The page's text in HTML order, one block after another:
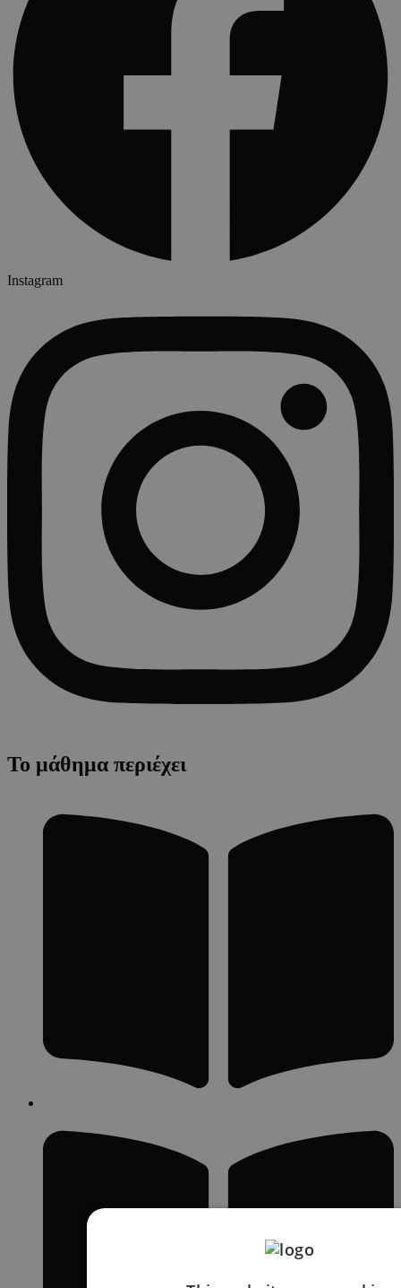
Instagram
Το μάθημα περιέχει